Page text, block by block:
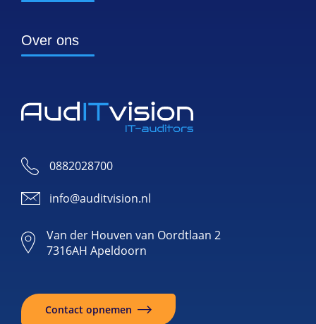
0882028700
info@auditvision.nl
Van der Houven van Oordtlaan 2
7316AH Apeldoorn
Contact opnemen
Over ons